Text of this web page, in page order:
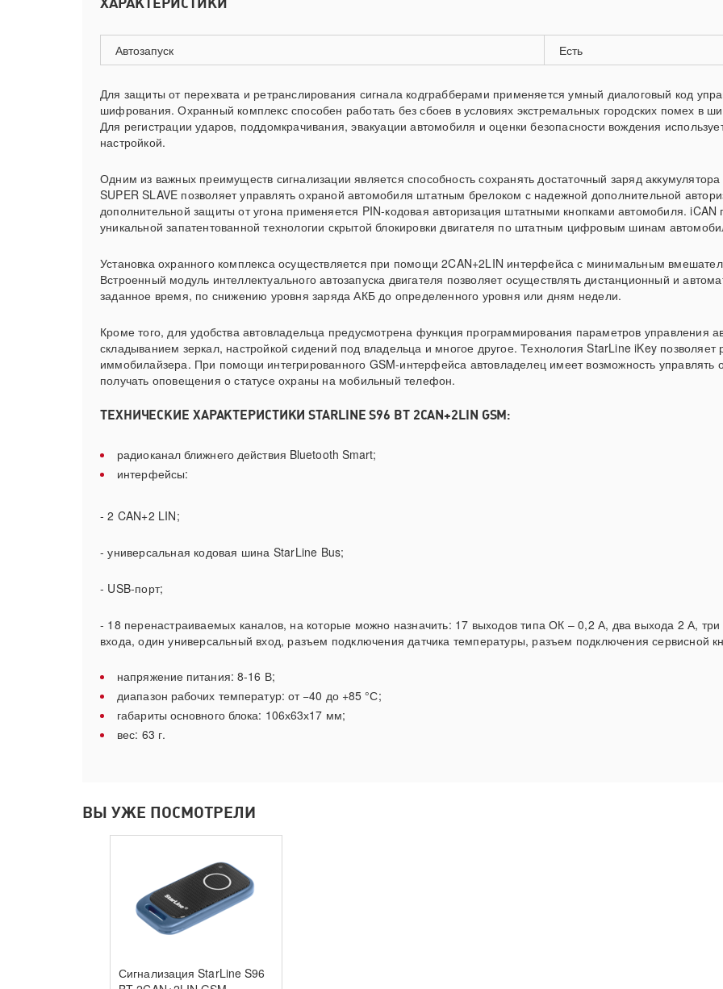
Автозапуск Есть
Для защиты от перехвата и ретранслирования сигнала кодграбберами применяется умный диалоговый код
шифрования. Охранный комплекс способен работать без сбоев в условиях экстремальных городских помех в
Для регистрации ударов, поддомкрачивания, эвакуации автомобиля и оценки безопасности вождения
настройкой.
Одним из важных преимуществ сигнализации является способность сохранять достаточный заряд
SUPER SLAVE позволяет управлять охраной автомобиля штатным брелоком с надежной дополнительной
дополнительной защиты от угона применяется PIN-кодовая авторизация штатными кнопками автомобиля. iCAN
уникальной запатентованной технологии скрытой блокировки двигателя по штатным цифровым шинам
Установка охранного комплекса осуществляется при помощи 2CAN+2LIN интерфейса с минимальным
Встроенный модуль интеллектуального автозапуска двигателя позволяет осуществлять дистанционный и
заданное время, по снижению уровня заряда АКБ до определенного уровня или дням недели.
Кроме того, для удобства автовладельца предусмотрена функция программирования параметров управления
складыванием зеркал, настройкой сидений под владельца и многое другое. Технология StarLine iKey позволяет
иммобилайзера. При помощи интегрированного GSM-интерфейса автовладелец имеет возможность
получать оповещения о статусе охраны на мобильный телефон.
ТЕХНИЧЕСКИЕ ХАРАКТЕРИСТИКИ STARLINE S96 BT 2CAN+2LIN GSM:
радиоканал ближнего действия Bluetooth Smart;
интерфейсы:
- 2 CAN+2 LIN;
- универсальная кодовая шина StarLine Bus;
- USB-порт;
- 18 перенастраиваемых каналов, на которые можно назначить: 17 выходов типа ОК – 0,2 А, два выхода 2 А,
входа, один универсальный вход, разъем подключения датчика температуры, разъем подключения сервисной
напряжение питания: 8-16 В;
диапазон рабочих температур: от −40 до +85 °С;
габариты основного блока: 106х63х17 мм;
вес: 63 г.
ВЫ УЖЕ ПОСМОТРЕЛИ
Сигнализация StarLine S96